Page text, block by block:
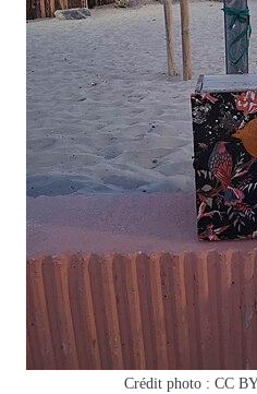
Crédit photo : CC